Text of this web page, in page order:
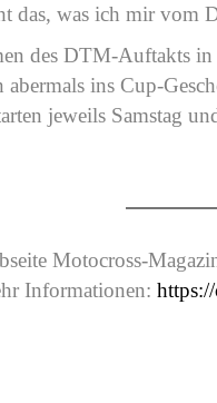
das, was ich mir vom
des DTM-Auftakts
ins Cup-
jeweils Samstag
Motocross-
Informationen: